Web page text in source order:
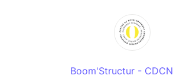
Boom'Structur - CDCN